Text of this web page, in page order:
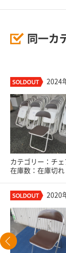
同一カ
2024
カテゴリー：チェ
在庫数：在庫切れ
2020